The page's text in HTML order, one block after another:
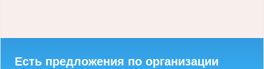
Есть предложения по организации